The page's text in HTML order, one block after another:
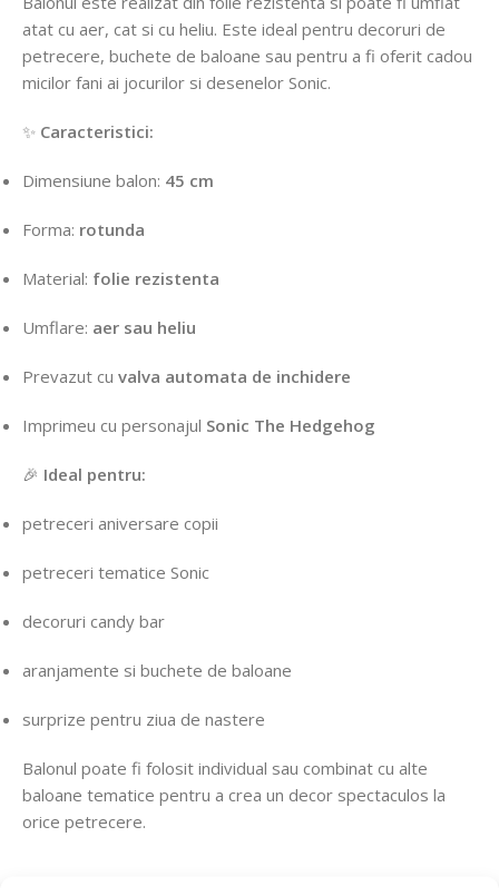
atat cu aer, cat si cu heliu. Este ideal pentru decoruri de
petrecere, buchete de baloane sau pentru a fi oferit cadou
micilor fani ai jocurilor si desenelor Sonic.
✨ Caracteristici:
Dimensiune balon: 45 cm
Forma: rotunda
Material: folie rezistenta
Umflare: aer sau heliu
Prevazut cu valva automata de inchidere
Imprimeu cu personajul Sonic The Hedgehog
🎉 Ideal pentru:
petreceri aniversare copii
petreceri tematice Sonic
decoruri candy bar
aranjamente si buchete de baloane
surprize pentru ziua de nastere
Balonul poate fi folosit individual sau combinat cu alte
baloane tematice pentru a crea un decor spectaculos la
orice petrecere.